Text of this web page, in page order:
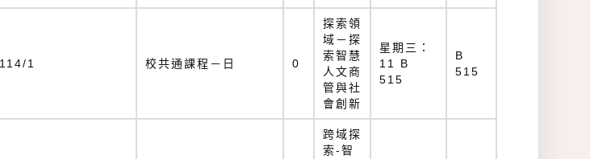
114/1 校共通課程－日 0
探索領
域－探
索智慧
人文商
管與社
會創新
星期三：
11 B
515
B
515
跨域探
索-智